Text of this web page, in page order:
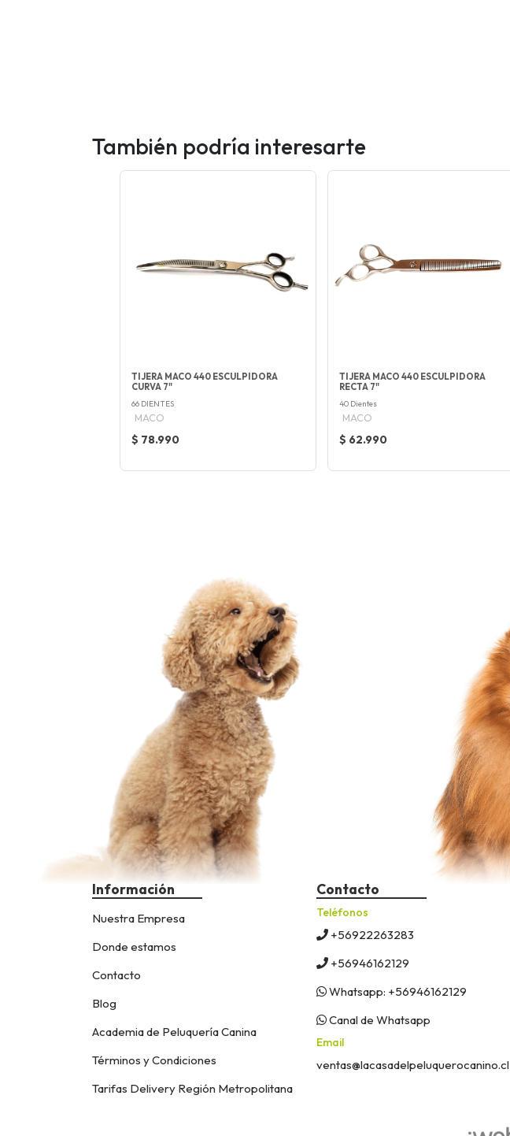
También podría interesarte
TIJERA MACO 440 ESCULPIDORA
CURVA 7"
66 DIENTES
MACO
$ 78.990
TIJERA MACO 440 ESCULPIDORA
RECTA 7"
40 Dientes
MACO
$ 62.990
Información
Nuestra Empresa
Donde estamos
Contacto
Blog
Academia de Peluquería Canina
Términos y Condiciones
Tarifas Delivery Región Metropolitana
Contacto
Teléfonos
+56922263283
+56946162129
Whatsapp: +56946162129
Canal de Whatsapp
Email
ventas@lacasadelpeluquerocanino.cl